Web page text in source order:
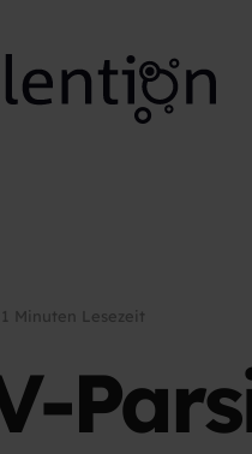
1 Minuten Lesezeit